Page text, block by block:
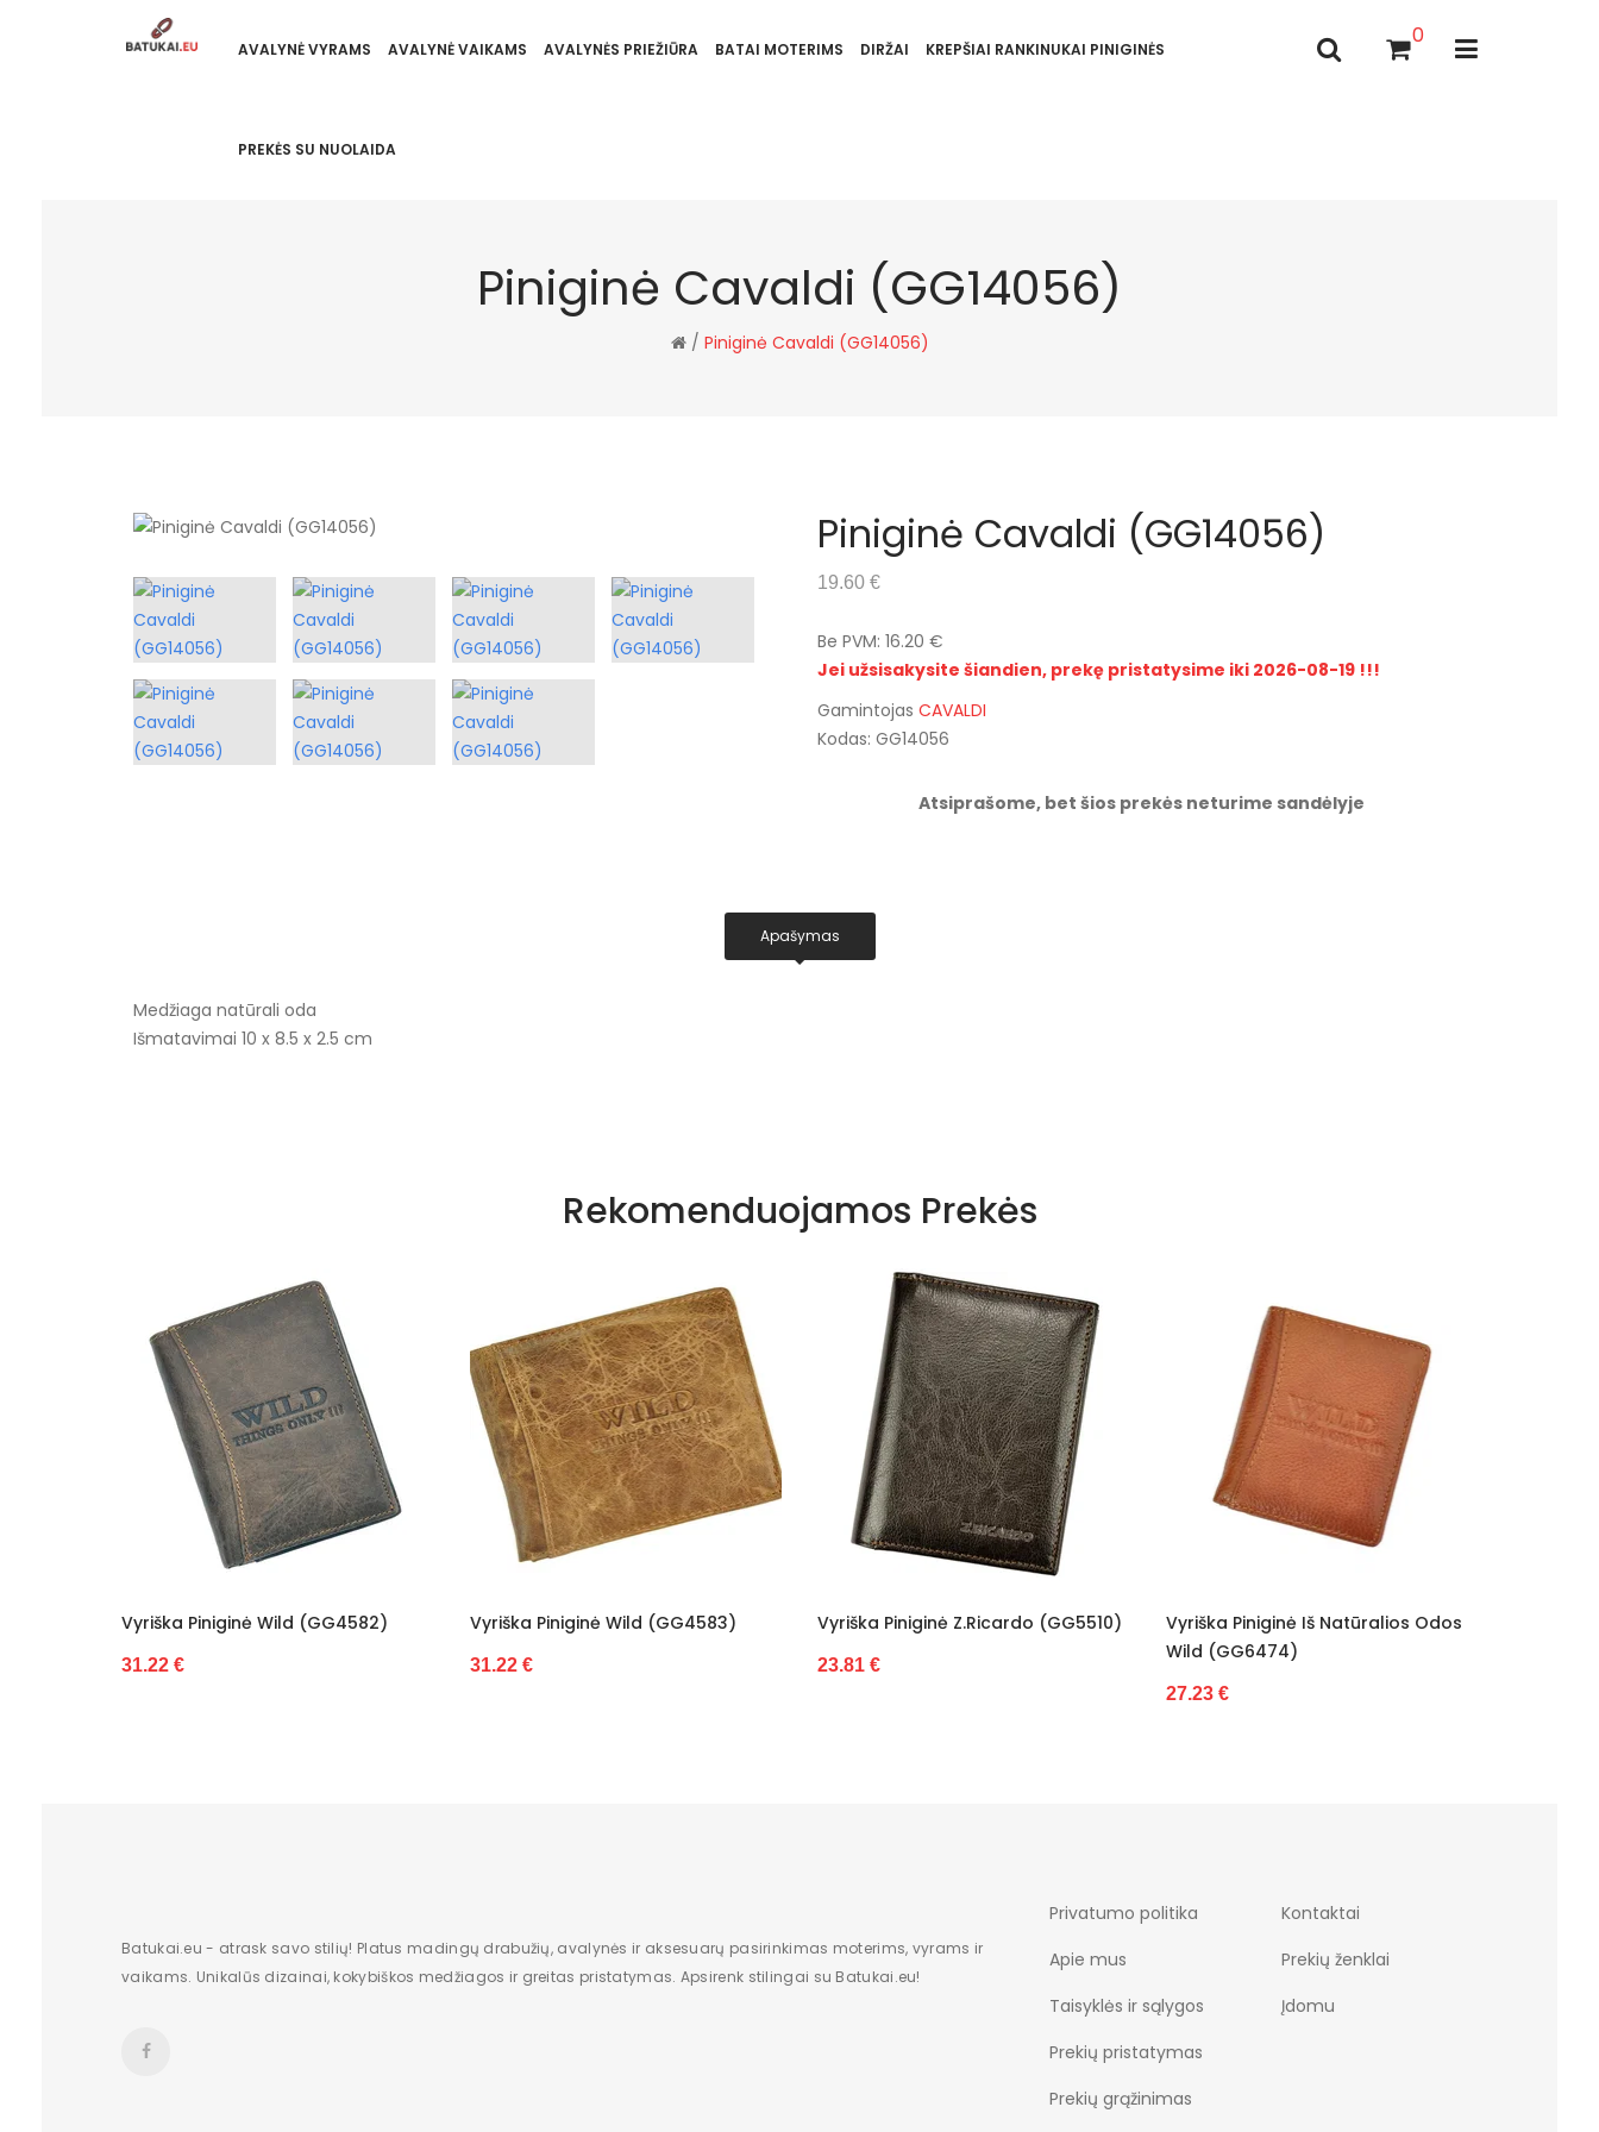
AVALYNĖ VYRAMS AVALYNĖ VAIKAMS AVALYNĖS PRIEŽIŪRA BATAI MOTERIMS DIRŽAI KREPŠIAI RANKINUKAI PINIGINĖS
PREKĖS SU NUOLAIDA
0
Piniginė Cavaldi (GG14056)
/ Piniginė Cavaldi (GG14056)
Piniginė Cavaldi (GG14056)
19.60 €
Be PVM: 16.20 €
Jei užsisakysite šiandien, prekę pristatysime iki 2026-08-19 !!!
Gamintojas CAVALDI
Kodas: GG14056
Atsiprašome, bet šios prekės neturime sandėlyje
Apašymas
Medžiaga natūrali oda
Išmatavimai 10 x 8.5 x 2.5 cm
Rekomenduojamos Prekės
Vyriška Piniginė Wild (GG4582)
31.22 €
Vyriška Piniginė Wild (GG4583)
31.22 €
Vyriška Piniginė Z.Ricardo (GG5510)
23.81 €
Vyriška Piniginė Iš Natūralios Odos
Wild (GG6474)
27.23 €
Batukai.eu - atrask savo stilių! Platus madingų drabužių, avalynės ir aksesuarų pasirinkimas moterims, vyrams ir
vaikams. Unikalūs dizainai, kokybiškos medžiagos ir greitas pristatymas. Apsirenk stilingai su Batukai.eu!
Privatumo politika
Apie mus
Taisyklės ir sąlygos
Prekių pristatymas
Prekių grąžinimas
Kontaktai
Prekių ženklai
Įdomu